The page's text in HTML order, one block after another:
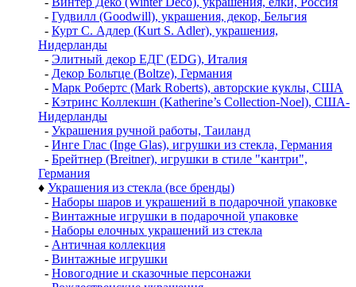
- Гудвилл (Goodwill), украшения, декор, Бельгия
- Курт С. Адлер (Kurt S. Adler), украшения,
Нидерланды
- Элитный декор ЕДГ (EDG), Италия
- Декор Больтце (Boltze), Германия
- Марк Робертс (Mark Roberts), авторские куклы, США
- Кэтринс Коллекшн (Katherine’s Collection-Noel), США-
Нидерланды
- Украшения ручной работы, Таиланд
- Инге Глас (Inge Glas), игрушки из стекла, Германия
- Брейтнер (Breitner), игрушки в стиле "кантри",
Германия
♦ Украшения из стекла (все бренды)
- Наборы шаров и украшений в подарочной упаковке
- Винтажные игрушки в подарочной упаковке
- Наборы елочных украшений из стекла
- Античная коллекция
- Винтажные игрушки
- Новогодние и сказочные персонажи